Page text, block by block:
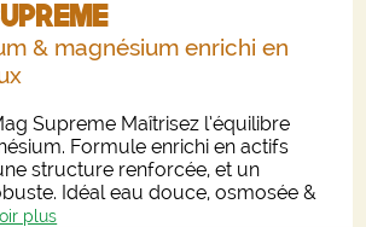
& magnésium enrichi en
Supreme Maîtrisez l’équilibre
Formule enrichi en actifs
structure renforcée, et un
Idéal eau douce, osmosée &
plus